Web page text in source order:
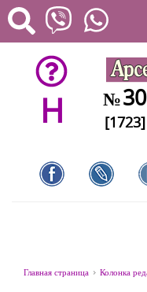
H №30
[1723]
Главная страница Колонка